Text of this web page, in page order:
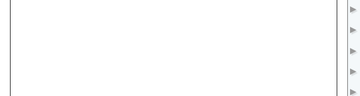
►
►
►
►
►